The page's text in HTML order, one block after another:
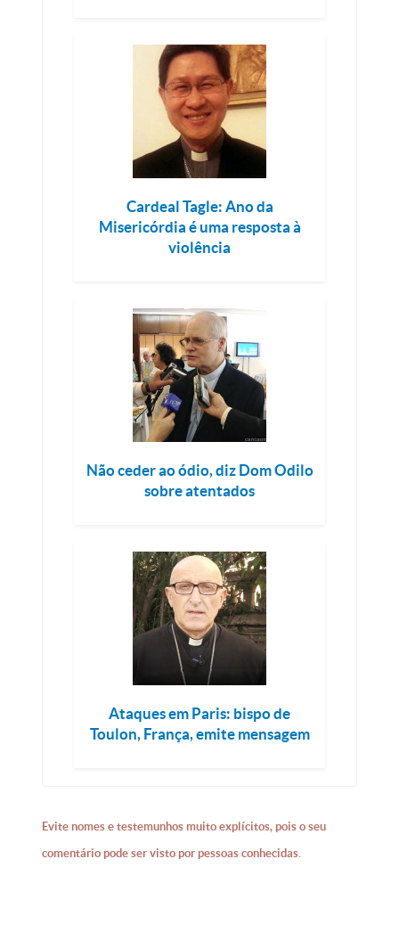
Cardeal Tagle: Ano da
Misericórdia é uma resposta à
violência
Não ceder ao ódio, diz Dom Odilo
sobre atentados
Ataques em Paris: bispo de
Toulon, França, emite mensagem
Evite nomes e testemunhos muito explícitos, pois o seu
comentário pode ser visto por pessoas conhecidas.